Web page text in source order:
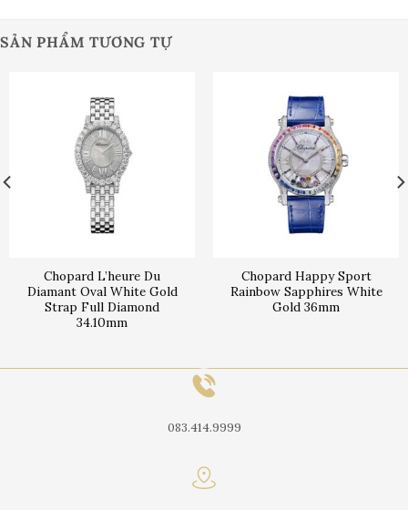
SẢN PHẨM TƯƠNG TỰ
Chopard L’heure Du
Diamant Oval White Gold
Strap Full Diamond
34.10mm
Chopard Happy Sport
Rainbow Sapphires White
Gold 36mm
083.414.9999